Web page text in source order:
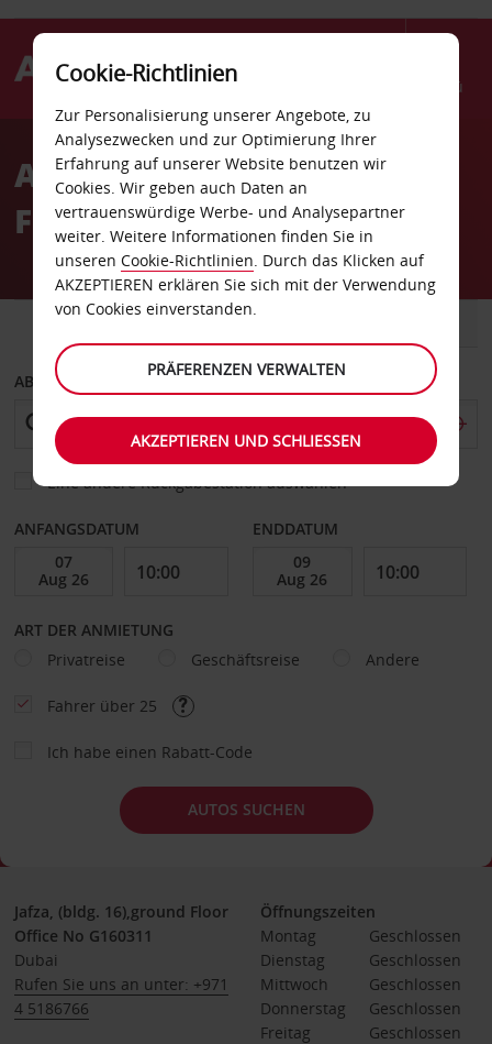
Menü
AvisAutovermietung Jebel Ali
Free Trade Zone
ABHOLEN VON
Eine andere Rückgabestation auswählen
ANFANGSDATUM ENDDATUM
ART DER ANMIETUNG
Privatreise
Geschäftsreise Andere
Fahrer über 25
Ich habe einen Rabatt-Code
AUTOS SUCHEN
Jafza, (bldg. 16),ground Floor
Office No G160311
Dubai
Rufen Sie uns an unter: +971
4 5186766
Öffnungszeiten
Montag
Geschlossen
Dienstag
Geschlossen
Mittwoch
Geschlossen
Donnerstag
Geschlossen
Freitag
Geschlossen
Cookie-Richtlinien
Zur Personalisierung unserer Angebote, zu
Analysezwecken und zur Optimierung Ihrer
Erfahrung auf unserer Website benutzen wir
Cookies. Wir geben auch Daten an
vertrauenswürdige Werbe- und Analysepartner
weiter. Weitere Informationen finden Sie in
unseren Cookie-Richtlinien. Durch das Klicken auf
AKZEPTIEREN erklären Sie sich mit der Verwendung
von Cookies einverstanden.
PRÄFERENZEN VERWALTEN
AKZEPTIEREN UND SCHLIESSEN